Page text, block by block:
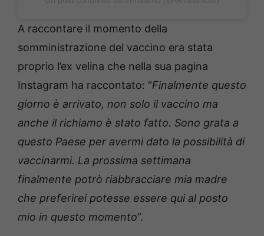
A raccontare il momento della
somministrazione del vaccino era stata
proprio l’ex velina che nella sua pagina
Instagram ha raccontato: “Finalmente questo
giorno è arrivato, non solo il vaccino ma
anche il richiamo è stato fatto. Sono grata a
questo Paese per avermi dato la possibilità di
vaccinarmi. La prossima settimana
finalmente potrò riabbracciare mia madre
che preferirei potesse essere qui al posto
mio in questo momento”.